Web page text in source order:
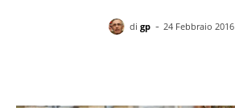
di gp - 24 Febbraio 2016